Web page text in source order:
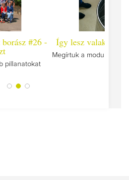
év alatt végzett borász #25
már lázasan készülünk
az utolsó...